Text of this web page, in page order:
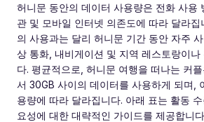
허니문 동안의 데이터 사용량은 전화 사용
관 및 모바일 인터넷 의존도에 따라 달라집
의 사용과는 달리 허니문 기간 동안 자주
상 통화, 내비게이션 및 지역 레스토랑이나
다. 평균적으로, 허니문 여행을 떠나는 커
서 30GB 사이의 데이터를 사용하게 되며,
용량에 따라 달라집니다. 아래 표는 활동
요성에 대한 대략적인 가이드를 제공합니